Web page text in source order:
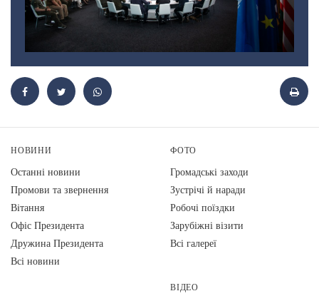
НОВИНИ
Останні новини
Промови та звернення
Вiтання
Офіс Президента
Дружина Президента
Всі новини
ФОТО
Громадські заходи
Зустрічі й наради
Робочі поїздки
Зарубіжні візити
Всі галереї
ВІДЕО